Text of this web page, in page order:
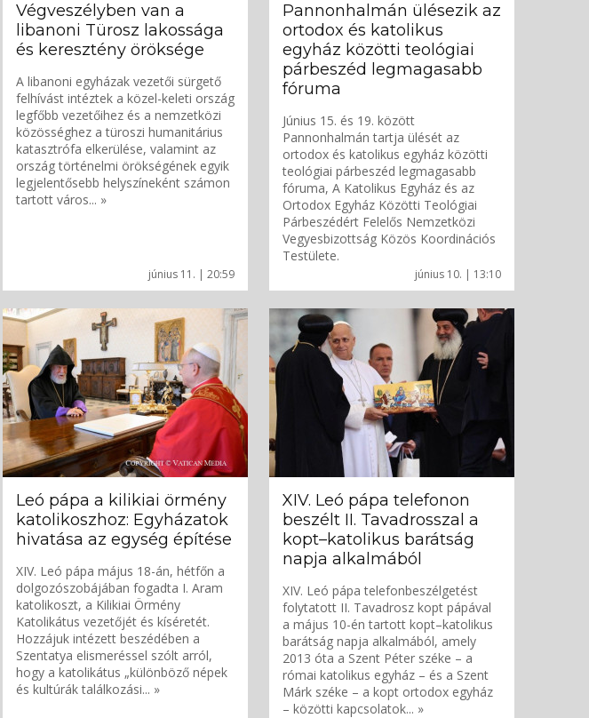
június 11. | 20:59
Végveszélyben van a
libanoni Türosz lakossága
és keresztény öröksége
A libanoni egyházak vezetői sürgető
felhívást intéztek a közel-keleti ország
legfőbb vezetőihez és a nemzetközi
közösséghez a türoszi humanitárius
katasztrófa elkerülése, valamint az
ország történelmi örökségének egyik
legjelentősebb helyszíneként számon
tartott város... »
június 10. | 13:10
Pannonhalmán ülésezik az
ortodox és katolikus
egyház közötti teológiai
párbeszéd legmagasabb
fóruma
Június 15. és 19. között
Pannonhalmán tartja ülését az
ortodox és katolikus egyház közötti
teológiai párbeszéd legmagasabb
fóruma, A Katolikus Egyház és az
Ortodox Egyház Közötti Teológiai
Párbeszédért Felelős Nemzetközi
Vegyesbizottság Közös Koordinációs
Testülete.
Leó pápa a kilikiai örmény
katolikoszhoz: Egyházatok
hivatása az egység építése
XIV. Leó pápa május 18-án, hétfőn a
dolgozószobájában fogadta I. Aram
katolikoszt, a Kilikiai Örmény
Katolikátus vezetőjét és kíséretét.
Hozzájuk intézett beszédében a
Szentatya elismeréssel szólt arról,
hogy a katolikátus „különböző népek
és kultúrák találkozási... »
XIV. Leó pápa telefonon
beszélt II. Tavadrosszal a
kopt–katolikus barátság
napja alkalmából
XIV. Leó pápa telefonbeszélgetést
folytatott II. Tavadrosz kopt pápával
a május 10-én tartott kopt–katolikus
barátság napja alkalmából, amely
2013 óta a Szent Péter széke – a
római katolikus egyház – és a Szent
Márk széke – a kopt ortodox egyház
– közötti kapcsolatok... »